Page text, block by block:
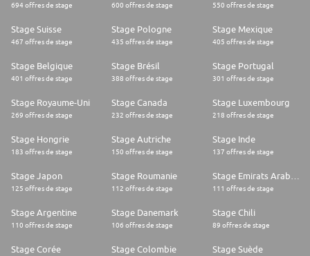
Afinidad y deseo de aprender y aplicar nuevas habilidades,
Conectado(a) con diversos grupos e individuos influyentes en el campus.
Red Bull Student Marketeer
como Student Marketeer es idear y ejecutar ingeniosos planes de
marketing y ventas para construir la marca y el consumo en el mundo
DÓNDE TRABAJARÁS
ArgentinaRed Bull ArgentinaÚNETE AL EQUIPO
En tu postulación queremos ver tu estilo propio - lo que te interesa y por
694 offres de stage 600 offres de stage 550 offres de stage
Stage Suisse
467 offres de stage
Stage Pologne
435 offres de stage
Stage Mexique
405 offres de stage
Stage Belgique
401 offres de stage
Stage Brésil
388 offres de stage
Stage Portugal
301 offres de stage
Stage Royaume-Uni
269 offres de stage
Stage Canada
232 offres de stage
Stage Luxembourg
218 offres de stage
Stage Hongrie
183 offres de stage
Stage Autriche
150 offres de stage
Stage Inde
137 offres de stage
Stage Japon
125 offres de stage
Stage Roumanie
112 offres de stage 111 offres de stage
Stage Argentine
110 offres de stage
Stage Danemark
106 offres de stage
Stage Chili
89 offres de stage
Stage Corée Stage Colombie Stage Suède